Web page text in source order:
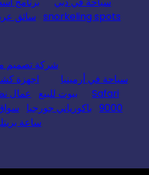
snorkeling spots سائق
شركة تصميم
سياحة في أرمينيا
اجهزة
Safari
بيوت للبيع عمال
9000 باكورياني جورجيا
ساعة